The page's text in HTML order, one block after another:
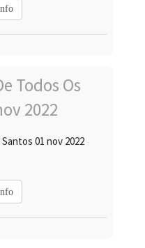
01 nov 2022